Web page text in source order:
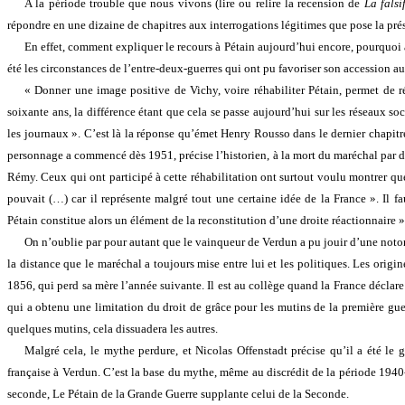
A la période trouble que nous vivons (lire ou relire la recension de La
répondre en une dizaine de chapitres aux interrogations légitimes que pose la
En effet, comment expliquer le recours à Pétain aujourd’hui encore,
été les circonstances de l’entre-deux-guerres qui ont pu favoriser son accession
« Donner une image positive de Vichy, voire réhabiliter Pétain, permet de
soixante ans, la différence étant que cela se passe aujourd’hui sur les réseaux
les journaux ». C’est là la réponse qu’émet Henry Rousso dans le dernier
personnage a commencé dès 1951, précise l’historien, à la mort du maréchal
Rémy. Ceux qui ont participé à cette réhabilitation ont surtout voulu montrer
pouvait (…) car il représente malgré tout une certaine idée de la France ». Il
Pétain constitue alors un élément de la reconstitution d’une droite réactionnaire
On n’oublie par pour autant que le vainqueur de Verdun a pu jouir d’une
la distance que le maréchal a toujours mise entre lui et les politiques. Les
1856, qui perd sa mère l’année suivante. Il est au collège quand la France
qui a obtenu une limitation du droit de grâce pour les mutins de la première
quelques mutins, cela dissuadera les autres.
Malgré cela, le mythe perdure, et Nicolas Offenstadt précise qu’il a été le
française à Verdun. C’est la base du mythe, même au discrédit de la période
seconde, Le Pétain de la Grande Guerre supplante celui de la Seconde.